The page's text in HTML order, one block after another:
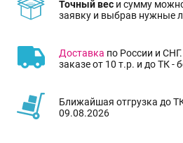
Точный вес и сумму
заявку и выбрав нужные
Доставка по России и
заказе от 10 т.р. и до ТК -
Ближайшая отгрузка до
09.08.2026